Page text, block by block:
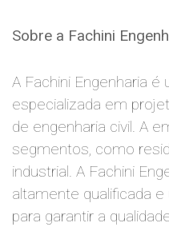
Sobre a Fachini
A Fachini Engenharia
especializada em
de engenharia civil. A
segmentos, como
industrial. A Fachini
altamente qualificada
para garantir a